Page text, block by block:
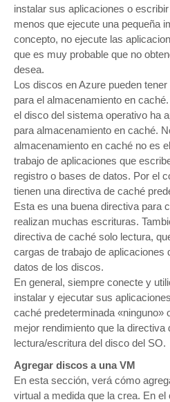
instalar sus aplicaciones o
menos que ejecute una pequeña
concepto, no ejecute las
que es muy probable que no
desea.
Los discos en Azure pueden
para el almacenamiento en
el disco del sistema operativo ha
para almacenamiento en caché.
almacenamiento en caché no es
trabajo de aplicaciones que
registro o bases de datos. Por el
tienen una directiva de caché
Esta es una buena directiva para
realizan muchas escrituras.
directiva de caché solo lectura,
cargas de trabajo de aplicaciones
datos de los discos.
En general, siempre conecte y
instalar y ejecutar sus
caché predeterminada «ninguno»
mejor rendimiento que la directiva
lectura/escritura del disco del SO.
Agregar discos a una VM
En esta sección, verá cómo
virtual a medida que la crea. En